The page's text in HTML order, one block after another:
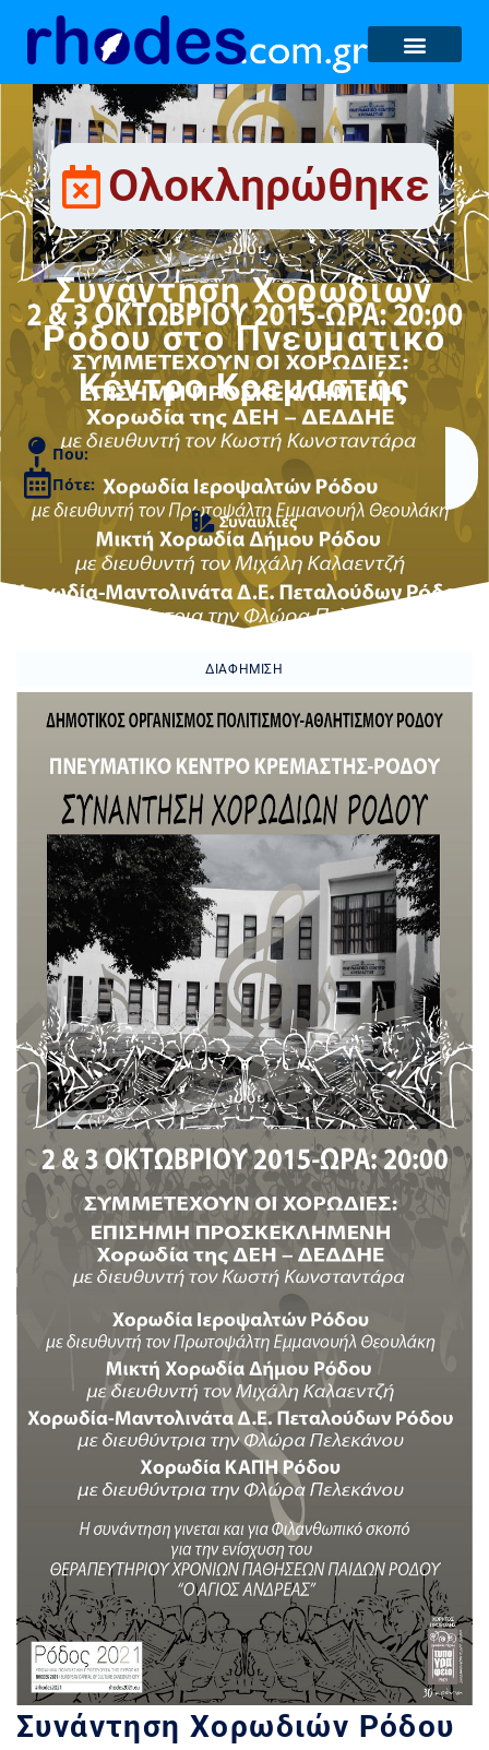
Ολοκληρώθηκε
Συνάντηση Χορωδιών
Ρόδου στο Πνευματικό
Κέντρο Κρεμαστής
Που:
Πότε:
Συναυλίες
ΔΙΑΦΉΜΙΣΗ
Συνάντηση Χορωδιών Ρόδου